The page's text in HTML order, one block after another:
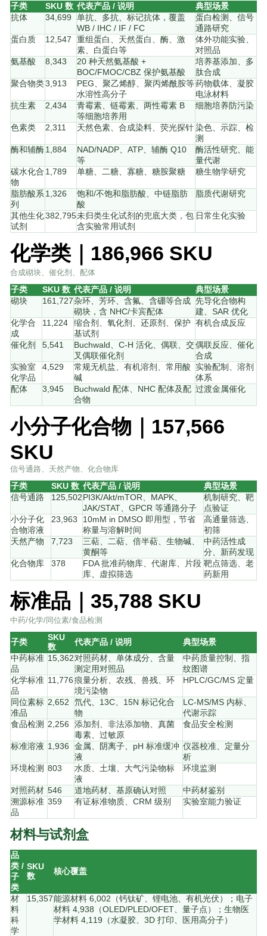
子类 SKU 数 代表产品 / 说明
典型场景
抗体
34,699
单抗、多抗、标记抗体，覆盖
WB / IHC / IF / FC
蛋白检测、信号
通路研究
蛋白质
12,547
重组蛋白、天然蛋白、酶、激
素、白蛋白等
体外功能实验、
对照品
氨基酸
8,343
20 种天然氨基酸 +
BOC/FMOC/CBZ 保护氨基酸
培养基添加、多
肽合成
聚合物类3,913
PEG、聚乙烯醇、聚丙烯酰胺等
水溶性高分子
药物载体、凝胶
电泳材料
抗生素
2,434
青霉素、链霉素、两性霉素 B
等细胞培养用
细胞培养防污染
色素类 2,311 天然色素、合成染料、荧光探针染色、示踪、检
测
酶和辅酶1,884
NAD/NADP、ATP、辅酶 Q10
等
酶活性研究、能
量代谢
碳水化合
物
1,789 单糖、二糖、寡糖、糖胺聚糖 糖生物学研究
脂肪酸系
列
1,326
饱和/不饱和脂肪酸、中链脂肪
酸
脂质代谢研究
其他生化
试剂
382,795未归类生化试剂的兜底大类，包
含实验常用试剂
日常生化实验
化学类｜186,966 SKU
合成砌块、催化剂、配体
子类 SKU 数 代表产品 / 说明
典型场景
砌块
161,727杂环、芳环、含氟、含硼等合成
砌块，含 NHC/卡宾配体
先导化合物构
建、SAR 优化
化学合
成
11,224
缩合剂、氧化剂、还原剂、保护
基试剂
有机合成反应
催化剂 5,541
Buchwald、C-H 活化、偶联、交
叉偶联催化剂
偶联反应、催化
合成
实验室
化学品
4,529
常规无机盐、有机溶剂、常用酸
碱
实验配制、溶剂
体系
配体
3,945
Buchwald 配体、NHC 配体及配
合物
过渡金属催化
小分子化合物｜157,566
SKU
信号通路、天然产物、化合物库
子类 SKU 数 代表产品 / 说明
典型场景
信号通路
125,502PI3K/Akt/mTOR、MAPK、
JAK/STAT、GPCR 等通路分子
机制研究、靶
点验证
小分子化
合物溶液
23,963
10mM in DMSO 即用型，节省
称量与溶解时间
高通量筛选、
初筛
天然产物
7,723
三萜、二萜、倍半萜、生物碱、
黄酮等
中药活性成
分、新药发现
化合物库
378
FDA 批准药物库、代谢库、片段
库、虚拟筛选
靶点筛选、老
药新用
标准品｜35,788 SKU
中药/化学/同位素/食品检测
子类
SKU
数
代表产品 / 说明
典型场景
中药标准
品
15,362对照药材、单体成分、含量
测定用对照品
中药质量控制、指
纹图谱
化学标准
品
11,776痕量分析、农残、兽残、环
境污染物
HPLC/GC/MS 定量
同位素标
准品
2,652
氘代、13C、15N 标记化合
物
LC-MS/MS 内标、
代谢示踪
食品检测 2,256
添加剂、非法添加物、真菌
毒素、过敏原
食品安全检测
标准溶液 1,936
金属、阴离子、pH 标准缓冲
液
仪器校准、定量分
析
环境检测 803
水质、土壤、大气污染物标
液
环境监测
对照药材 546 道地药材、基原确认对照
中药材鉴别
溯源标准
品
359 有证标准物质、CRM 级别 实验室能力验证
材料与试剂盒
品
类 /
子
类
SKU
数
核心覆盖
材
料
科
学
15,357能源材料 6,002（钙钛矿、锂电池、有机光伏）；电子
材料 4,938（OLED/PLED/OFET、量子点）；生物医
学材料 4,119（水凝胶、3D 打印、医用高分子）